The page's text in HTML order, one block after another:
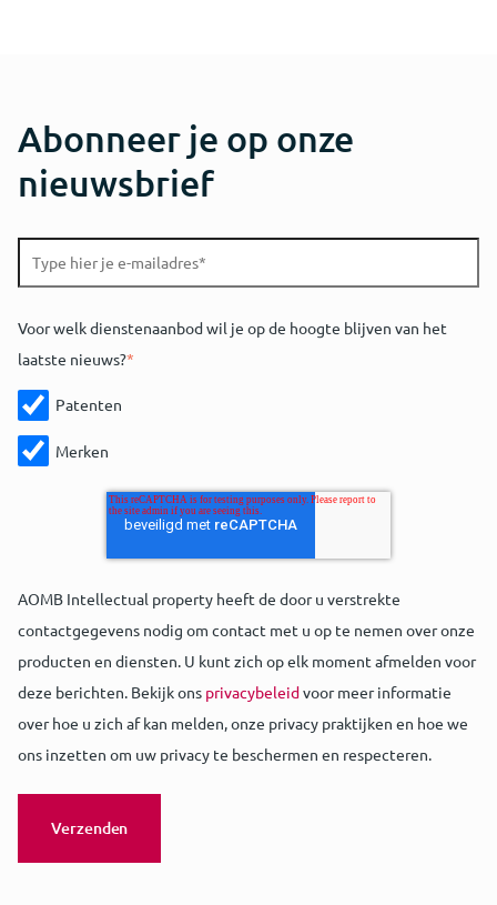
Abonneer je op onze
nieuwsbrief
Voor welk dienstenaanbod wil je op de hoogte blijven van het
laatste nieuws?*
Patenten
Merken
AOMB Intellectual property heeft de door u verstrekte
contactgegevens nodig om contact met u op te nemen over onze
producten en diensten. U kunt zich op elk moment afmelden voor
deze berichten. Bekijk ons privacybeleidvoor meer informatie
over hoe u zich af kan melden, onze privacy praktijken en hoe we
ons inzetten om uw privacy te beschermen en respecteren.